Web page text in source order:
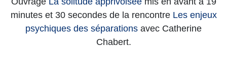
minutes et 30 secondes de la rencontre Les enjeux
psychiques des séparations avec Catherine
Chabert.